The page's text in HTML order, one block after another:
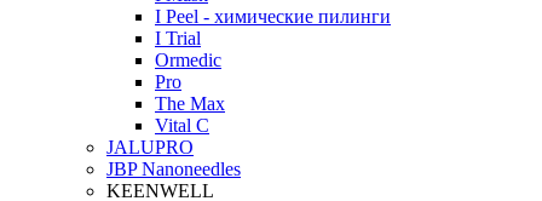
I Peel - химические пилинги
I Trial
Ormedic
Pro
The Max
Vital C
JALUPRO
JBP Nanoneedles
KEENWELL